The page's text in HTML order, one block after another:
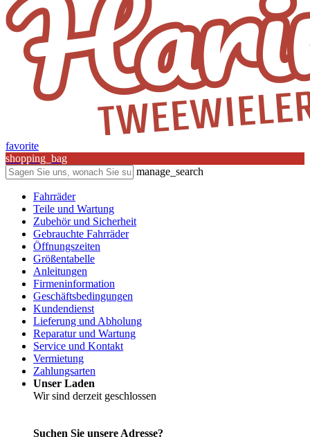
favorite
shopping_bag
manage_search
Fahrräder
Teile und Wartung
Zubehör und Sicherheit
Gebrauchte Fahrräder
Öffnungszeiten
Größentabelle
Anleitungen
Firmeninformation
Geschäftsbedingungen
Kundendienst
Lieferung und Abholung
Reparatur und Wartung
Service und Kontakt
Vermietung
Zahlungsarten
Unser Laden
Wir sind derzeit geschlossen
Suchen Sie unsere Adresse?